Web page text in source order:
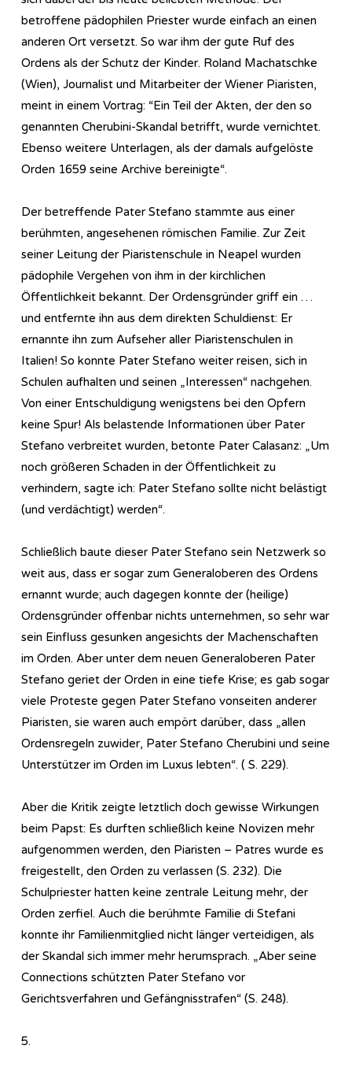
betroffene pädophilen Priester wurde einfach an einen
anderen Ort versetzt. So war ihm der gute Ruf des
Ordens als der Schutz der Kinder. Roland Machatschke
(Wien), Journalist und Mitarbeiter der Wiener Piaristen,
meint in einem Vortrag: “Ein Teil der Akten, der den so
genannten Cherubini-Skandal betrifft, wurde vernichtet.
Ebenso weitere Unterlagen, als der damals aufgelöste
Orden 1659 seine Archive bereinigte“.
Der betreffende Pater Stefano stammte aus einer
berühmten, angesehenen römischen Familie. Zur Zeit
seiner Leitung der Piaristenschule in Neapel wurden
pädophile Vergehen von ihm in der kirchlichen
Öffentlichkeit bekannt. Der Ordensgründer griff ein …
und entfernte ihn aus dem direkten Schuldienst: Er
ernannte ihn zum Aufseher aller Piaristenschulen in
Italien! So konnte Pater Stefano weiter reisen, sich in
Schulen aufhalten und seinen „Interessen“ nachgehen.
Von einer Entschuldigung wenigstens bei den Opfern
keine Spur! Als belastende Informationen über Pater
Stefano verbreitet wurden, betonte Pater Calasanz: „Um
noch größeren Schaden in der Öffentlichkeit zu
verhindern, sagte ich: Pater Stefano sollte nicht belästigt
(und verdächtigt) werden“.
Schließlich baute dieser Pater Stefano sein Netzwerk so
weit aus, dass er sogar zum Generaloberen des Ordens
ernannt wurde; auch dagegen konnte der (heilige)
Ordensgründer offenbar nichts unternehmen, so sehr war
sein Einfluss gesunken angesichts der Machenschaften
im Orden. Aber unter dem neuen Generaloberen Pater
Stefano geriet der Orden in eine tiefe Krise; es gab sogar
viele Proteste gegen Pater Stefano vonseiten anderer
Piaristen, sie waren auch empört darüber, dass „allen
Ordensregeln zuwider, Pater Stefano Cherubini und seine
Unterstützer im Orden im Luxus lebten“. ( S. 229).
Aber die Kritik zeigte letztlich doch gewisse Wirkungen
beim Papst: Es durften schließlich keine Novizen mehr
aufgenommen werden, den Piaristen – Patres wurde es
freigestellt, den Orden zu verlassen (S. 232). Die
Schulpriester hatten keine zentrale Leitung mehr, der
Orden zerfiel. Auch die berühmte Familie di Stefani
konnte ihr Familienmitglied nicht länger verteidigen, als
der Skandal sich immer mehr herumsprach. „Aber seine
Connections schützten Pater Stefano vor
Gerichtsverfahren und Gefängnisstrafen“ (S. 248).
5.